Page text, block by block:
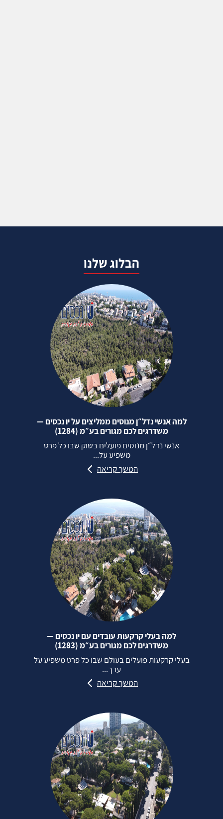
הבלוג שלנו
למה אנשי נדל״ן מנוסים ממליצים על יו נכסים —
משדרגים לכם מגורים בע״מ (1284)
אנשי נדל״ן מנוסים פועלים בשוק שבו כל פרט
משפיע על...
המשך קריאה
למה בעלי קרקעות עובדים עם יו נכסים —
משדרגים לכם מגורים בע״מ (1283)
בעלי קרקעות פועלים בעולם שבו כל פרט משפיע על
ערך...
המשך קריאה